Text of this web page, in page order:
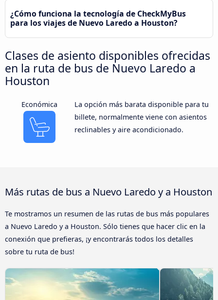
¿Cómo funciona la tecnología de CheckMyBus
para los viajes de Nuevo Laredo a Houston?
Clases de asiento disponibles ofrecidas
en la ruta de bus de Nuevo Laredo a
Houston
Económica
La opción más barata disponible para tu
billete, normalmente viene con asientos
reclinables y aire acondicionado.
Más rutas de bus a Nuevo Laredo y a Houston
Te mostramos un resumen de las rutas de bus más populares
a Nuevo Laredo y a Houston. Sólo tienes que hacer clic en la
conexión que prefieras, ¡y encontrarás todos los detalles
sobre tu ruta de bus!